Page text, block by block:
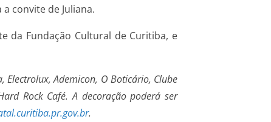
convite de Juliana.
da Fundação Cultural de Curitiba, e
Electrolux, Ademicon, O Boticário, Clube
Rock Café. A decoração poderá ser
.